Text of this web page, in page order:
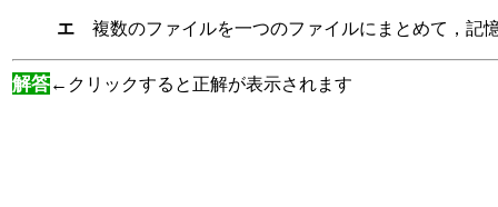
エ 複数のファイルを一つのファイルにまとめて，記
解答←クリックすると正解が表示されます